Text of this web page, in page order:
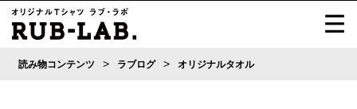
読み物コンテンツ > ラブログ > オリジナルタオル